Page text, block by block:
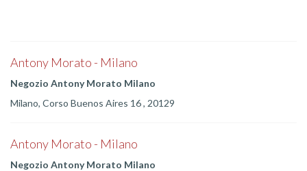
Antony Morato - Milano
Negozio Antony Morato Milano
Milano, Corso Buenos Aires 16 , 20129
Antony Morato - Milano
Negozio Antony Morato Milano